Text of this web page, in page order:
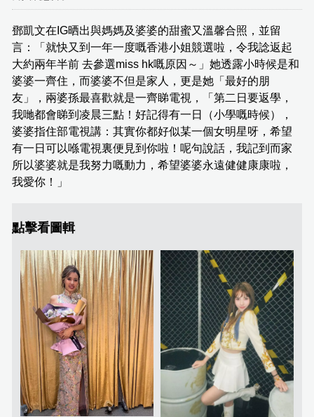
鄧凱文在IG晒出與媽媽及婆婆的甜蜜又溫馨合照，並留
言：「就快又到一年一度嘅香港小姐競選啦，令我諗返起
大約兩年半前 去參選miss hk嘅原因～」她透露小時候是和
婆婆一齊住，而婆婆不但是家人，更是她「最好的朋
友」，兩婆孫最喜歡就是一齊睇電視，「第二日要返學，
我哋都會睇到凌晨三點！好記得有一日（小學嘅時候），
婆婆指住部電視講：其實你都好似某一個女明星呀，希望
有一日可以喺電視裏便見到你啦！呢句說話，我記到而家
所以婆婆就是我努力嘅動力，希望婆婆永遠健健康康啦，
我愛你！」
點擊看圖輯